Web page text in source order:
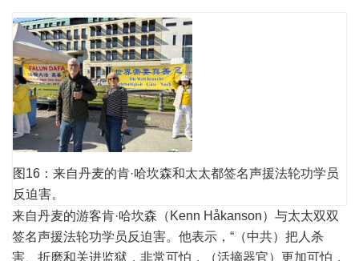
图16：来自丹麦的肯·哈坎森和太太都签名声援法轮功学员
反迫害。
来自丹麦的游客肯·哈坎森（Kenn Håkanson）与太太双双
签名声援法轮功学员反迫害。他表示，“（中共）把人杀
害、折磨和关进监狱，非常可怕，（活摘器官）更加可怕，